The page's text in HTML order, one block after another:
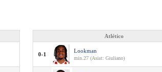
Atlético
0-1
Lookman
min.27 (Asist: Giuliano)